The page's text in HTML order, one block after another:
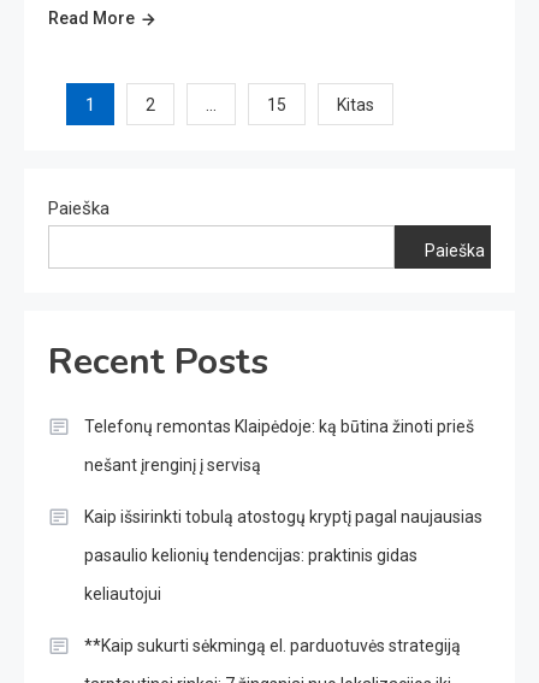
Read More
Įrašų
1 2 … 15 Kitas
Paieška
Paieška
Recent Posts
Telefonų remontas Klaipėdoje: ką būtina žinoti prieš
nešant įrenginį į servisą
Kaip išsirinkti tobulą atostogų kryptį pagal naujausias
pasaulio kelionių tendencijas: praktinis gidas
keliautojui
**Kaip sukurti sėkmingą el. parduotuvės strategiją